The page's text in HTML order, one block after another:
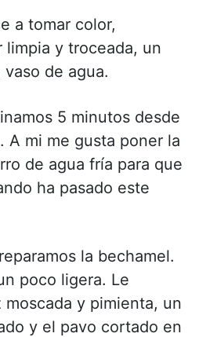
a tomar color,
limpia y troceada, un
de agua.
5 minutos desde
A mi me gusta poner la
de agua fría para que
ha pasado este
la bechamel.
poco ligera. Le
moscada y pimienta, un
y el pavo cortado en